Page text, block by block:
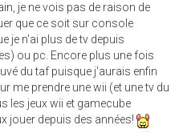
je ne vois pas de raison de
que ce soit sur console
je n'ai plus de tv depuis
ou pc. Encore plus une fois
du taf puisque j'aurais enfin
me prendre une wii (et une tv du
les jeux wii et gamecube
jouer depuis des années!